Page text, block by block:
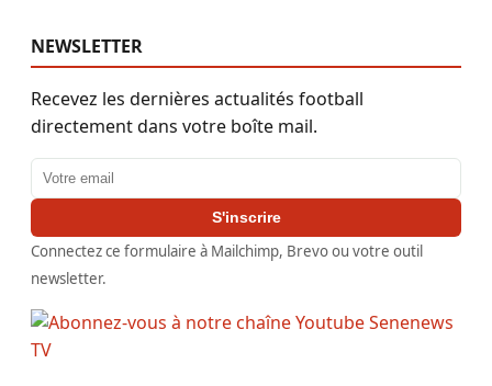
NEWSLETTER
Recevez les dernières actualités football
directement dans votre boîte mail.
Adresse email
S'inscrire
Connectez ce formulaire à Mailchimp, Brevo ou votre outil
newsletter.